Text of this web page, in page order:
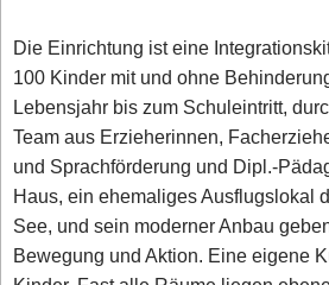
Die Einrichtung ist eine
100 Kinder mit und ohne
Lebensjahr bis zum Schuleintritt,
Team aus Erzieherinnen,
und Sprachförderung und Dipl.-
Haus, ein ehemaliges Ausflugslokal
See, und sein moderner Anbau
Bewegung und Aktion. Eine eigene